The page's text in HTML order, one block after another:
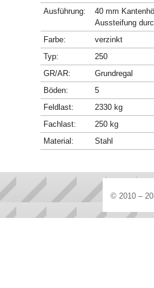
Ausführung:
40 mm
Aussteifung
Farbe:
verzinkt
Typ:
250
GR/AR:
Grundregal
Böden:
5
Feldlast:
2330 kg
Fachlast:
250 kg
Material:
Stahl
© 2010 –